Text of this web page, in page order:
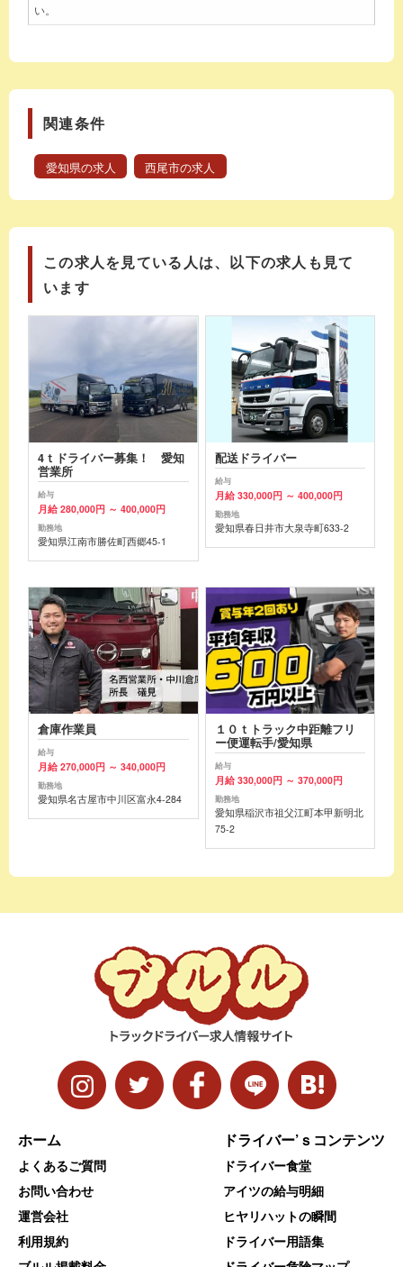
い。
関連条件
愛知県の求人 西尾市の求人
この求人を見ている人は、以下の求人も見て
います
4ｔドライバー募集！ 愛知
営業所
給与
月給 280,000円 ～ 400,000円
勤務地
愛知県江南市勝佐町西郷45-1
配送ドライバー
給与
月給 330,000円 ～ 400,000円
勤務地
愛知県春日井市大泉寺町633-2
倉庫作業員
給与
月給 270,000円 ～ 340,000円
勤務地
愛知県名古屋市中川区富永4-284
１０ｔトラック中距離フリ
ー便運転手/愛知県
給与
月給 330,000円 ～ 370,000円
勤務地
愛知県稲沢市祖父江町本甲新明北
75-2
ホーム
よくあるご質問
お問い合わせ
運営会社
利用規約
ドライバー’ｓコンテンツ
ドライバー食堂
アイツの給与明細
ヒヤリハットの瞬間
ドライバー用語集